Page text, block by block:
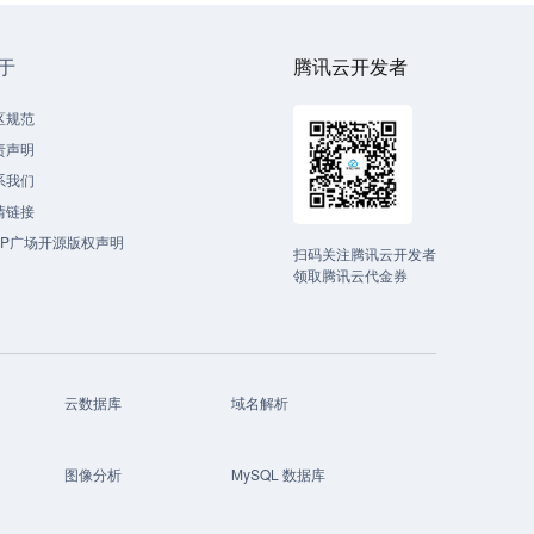
规范
声明
我们
链接
广场开源版权声明
腾讯云开发者
扫码关注腾讯云开发者
领取腾讯云代金券
云数据库 域名解析
图像分析 MySQL 数据库